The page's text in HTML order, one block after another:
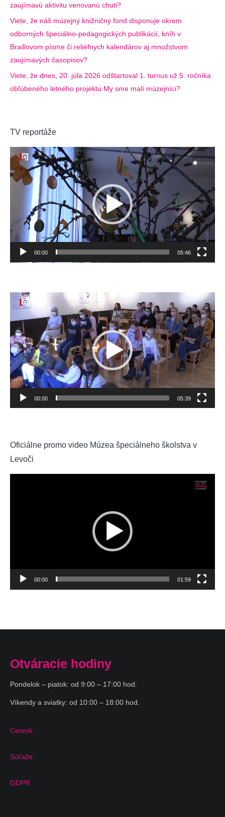
zaujímavú aktivitu venovanú chuti?
Viete, že náš múzejný knižničný fond disponuje okrem
odborných špeciálno-pedagogických publikácií, kníh v
Braillovom písme či reliéfnych kalendárov aj množstvom
zaujímavých časopisov?
Viete, že dnes, 20. júla 2026 odštartoval 1. turnus už 5. ročníka
obľúbeného letného projektu My sme malí múzejníci?
TV reportáže
Video
prehrávač
00:00 05:46
Video
prehrávač
00:00 05:39
Oficiálne promo video Múzea špeciálneho školstva v
Levoči
00:00 01:59
Otváracie hodiny
Pondelok – piatok: od 9:00 – 17:00 hod.
Víkendy a sviatky: od 10:00 – 18:00 hod.
Cenník
Súťaže
GDPR